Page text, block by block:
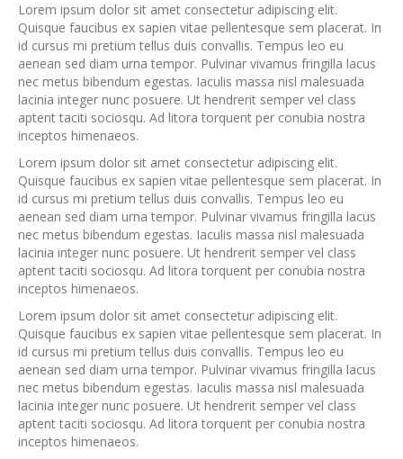
Lorem ipsum dolor sit amet consectetur adipiscing elit.
Quisque faucibus ex sapien vitae pellentesque sem placerat. In
id cursus mi pretium tellus duis convallis. Tempus leo eu
aenean sed diam urna tempor. Pulvinar vivamus fringilla lacus
nec metus bibendum egestas. Iaculis massa nisl malesuada
lacinia integer nunc posuere. Ut hendrerit semper vel class
aptent taciti sociosqu. Ad litora torquent per conubia nostra
inceptos himenaeos.
Lorem ipsum dolor sit amet consectetur adipiscing elit.
Quisque faucibus ex sapien vitae pellentesque sem placerat. In
id cursus mi pretium tellus duis convallis. Tempus leo eu
aenean sed diam urna tempor. Pulvinar vivamus fringilla lacus
nec metus bibendum egestas. Iaculis massa nisl malesuada
lacinia integer nunc posuere. Ut hendrerit semper vel class
aptent taciti sociosqu. Ad litora torquent per conubia nostra
inceptos himenaeos.
Lorem ipsum dolor sit amet consectetur adipiscing elit.
Quisque faucibus ex sapien vitae pellentesque sem placerat. In
id cursus mi pretium tellus duis convallis. Tempus leo eu
aenean sed diam urna tempor. Pulvinar vivamus fringilla lacus
nec metus bibendum egestas. Iaculis massa nisl malesuada
lacinia integer nunc posuere. Ut hendrerit semper vel class
aptent taciti sociosqu. Ad litora torquent per conubia nostra
inceptos himenaeos.